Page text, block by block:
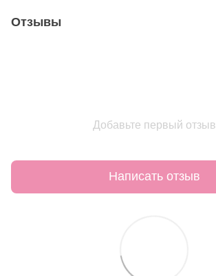
Отзывы
Добавьте первый отзыв
Написать отзыв